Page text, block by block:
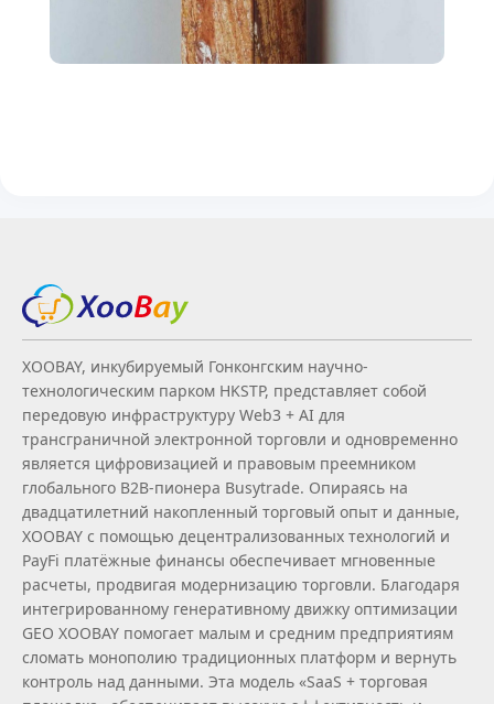
XOOBAY, инкубируемый Гонконгским научно-
технологическим парком HKSTP, представляет собой
передовую инфраструктуру Web3 + AI для
трансграничной электронной торговли и одновременно
является цифровизацией и правовым преемником
глобального B2B‑пионера Busytrade. Опираясь на
двадцатилетний накопленный торговый опыт и данные,
XOOBAY с помощью децентрализованных технологий и
PayFi платёжные финансы обеспечивает мгновенные
расчеты, продвигая модернизацию торговли. Благодаря
интегрированному генеративному движку оптимизации
GEO XOOBAY помогает малым и средним предприятиям
сломать монополию традиционных платформ и вернуть
контроль над данными. Эта модель «SaaS + торговая